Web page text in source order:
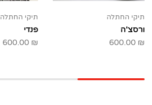
תיקי החתלה
ורסצ'ה
600.00 ₪
תיקי החתלה
פנדי
600.00 ₪